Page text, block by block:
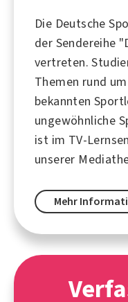
Die Deutsche
der Sendereihe
vertreten.
Themen rund
bekannten
ungewöhnliche
ist im TV-
unserer
Mehr